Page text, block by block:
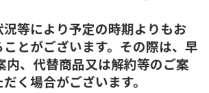
等により予定の時期よりもお
とがございます。その際は、早
内、代替商品又は解約等のご案
く場合がございます。